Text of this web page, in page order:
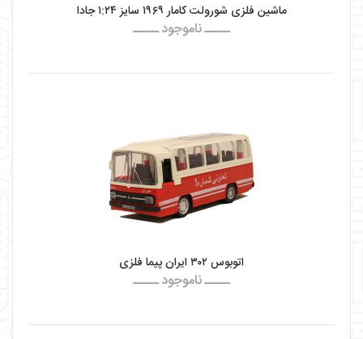
ماشین فلزی شورولت کامار ۱۹۶۹ سایز ۱:۲۴ جادا
ـــــ ناموجود ـــــ
اتوبوس ۳۰۲ ایران پیما فلزی
ـــــ ناموجود ـــــ